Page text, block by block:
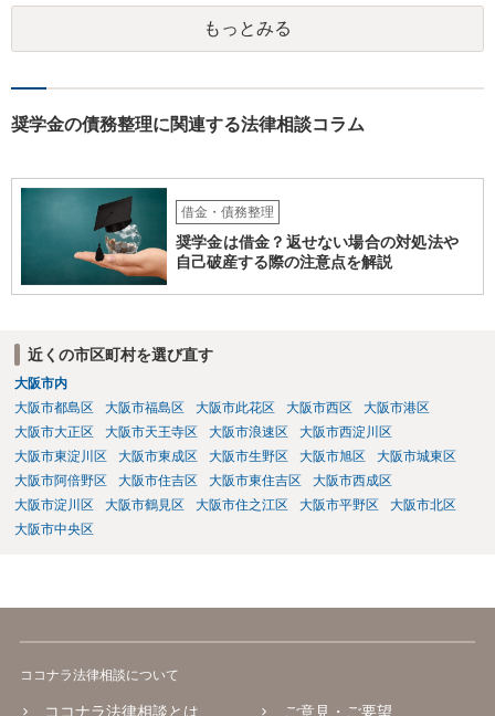
か。
もっとみる
奨学金の債務整理に関連する法律相談コラム
借金・債務整理
奨学金は借金？返せない場合の対処法や
自己破産する際の注意点を解説
近くの市区町村を選び直す
大阪市内
大阪市都島区
大阪市福島区 大阪市此花区 大阪市西区
大阪市港区
大阪市大正区
大阪市天王寺区 大阪市浪速区
大阪市西淀川区
大阪市東淀川区
大阪市東成区 大阪市生野区 大阪市旭区
大阪市城東区
大阪市阿倍野区
大阪市住吉区 大阪市東住吉区
大阪市西成区
大阪市淀川区
大阪市鶴見区 大阪市住之江区 大阪市平野区
大阪市北区
大阪市中央区
ココナラ法律相談について
ココナラ法律相談とは ご意見・ご要望